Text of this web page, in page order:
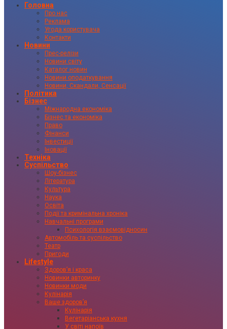
Головна
Про нас
Реклама
Угода користувача
Контакти
Новини
Прес-релізи
Новини світу
Каталог новин
Новини оподаткування
Новини, Скандали, Сенсації
Політика
Бізнес
Міжнародна економіка
Бізнес та економіка
Право
Фінанси
Інвестиції
Іновації
Техніка
Суспільство
Шоу-бізнес
Література
Культура
Наука
Освіта
Події та кримінальна хроніка
Навчальні програми
Психологія взаємовідносин
Автомобіль та суспільство
Театр
Пригоди
Lifestyle
Здоровʼя і краса
Новинки авторинку
Новинки моди
Кулінарія
Ваше здоровʼя
Кулінарія
Вегетаріанська кухня
У світі напоїв